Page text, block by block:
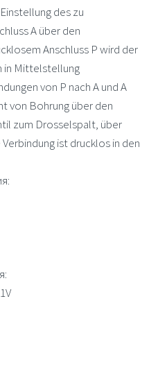
des zu
A über den
Anschluss P wird der
in Mittelstellung
von P nach A und A
von Bohrung über den
zum Drosselspalt, über
Verbindung ist drucklos in den